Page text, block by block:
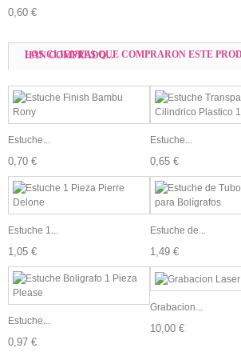
0,60 €
LOS CLIENTES QUE COMPRARON ESTE PRODUCTO TAMBIÉN HAN COMPRADO...
Estuche...
0,70 €
Estuche...
0,65 €
Estuche 1...
1,05 €
Estuche de...
1,49 €
Estuche...
0,97 €
Grabacion...
10,00 €